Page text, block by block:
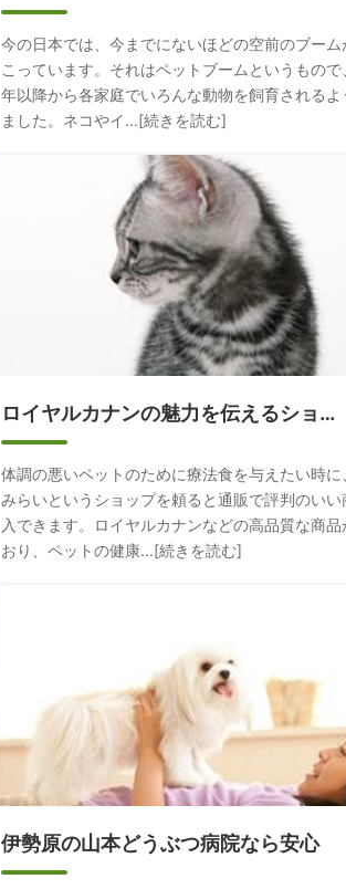
今の日本では、今までにないほどの空前のブーム
こっています。それはペットブームというもの
年以降から各家庭でいろんな動物を飼育されるよ
ました。ネコやイ...[続きを読む]
ロイヤルカナンの魅力を伝えるショ…
体調の悪いペットのために療法食を与えたい時に
みらいというショップを頼ると通販で評判のいい
入できます。ロイヤルカナンなどの高品質な商品
おり、ペットの健康...[続きを読む]
伊勢原の山本どうぶつ病院なら安心